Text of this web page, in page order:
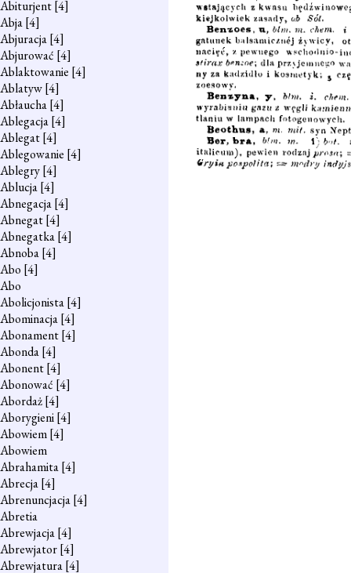
Abiturjent[4]
Abja[4]
Abjuracja[4]
Abjurować [4]
Ablaktowanie [4]
Ablatyw[4]
Abłaucha[4]
Ablegacja[4]
Ablegat[4]
Ablegowanie [4]
Ablegry[4]
Ablucja[4]
Abnegacja[4]
Abnegat[4]
Abnegatka[4]
Abnoba[4]
Abo [4]
Abo
Abolicjonista[4]
Abominacja[4]
Abonament[4]
Abonda[4]
Abonent[4]
Abonować [4]
Abordaż[4]
Aborygieni[4]
Abowiem[4]
Abowiem
Abrahamita[4]
Abrecja[4]
Abrenuncjacja[4]
Abretia
Abrewjacja[4]
Abrewjator[4]
Abrewjatura[4]